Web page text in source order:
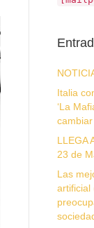
Italia
‘La
LLEGA
23 de
Las
artificial